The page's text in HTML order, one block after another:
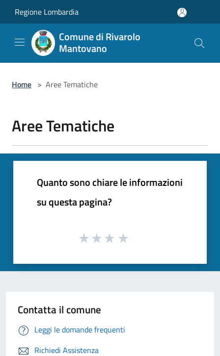
Regione Lombardia
Comune di Rivarolo
Mantovano
Home > Aree Tematiche
Aree Tematiche
Quanto sono chiare le informazioni
su questa pagina?
Contatta il comune
Leggi le domande frequenti
Richiedi Assistenza